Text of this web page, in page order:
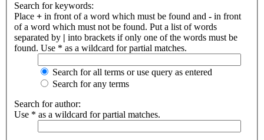
Search for keywords:
Place + in front of a word which must be found and - in front
of a word which must not be found. Put a list of words
separated by | into brackets if only one of the words must be
found. Use * as a wildcard for partial matches.
Search for all terms or use query as entered
Search for any terms
Search for author:
Use * as a wildcard for partial matches.